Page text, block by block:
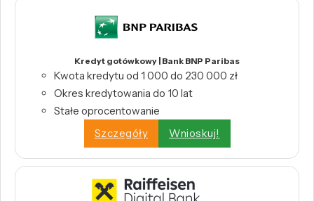
Kredyt gotówkowy | Bank BNP Paribas
Kwota kredytu od 1 000 do 230 000 zł
Okres kredytowania do 10 lat
Stałe oprocentowanie
Szczegóły
Wnioskuj!